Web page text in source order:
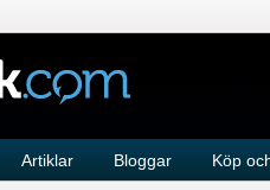
Artiklar Bloggar Köp